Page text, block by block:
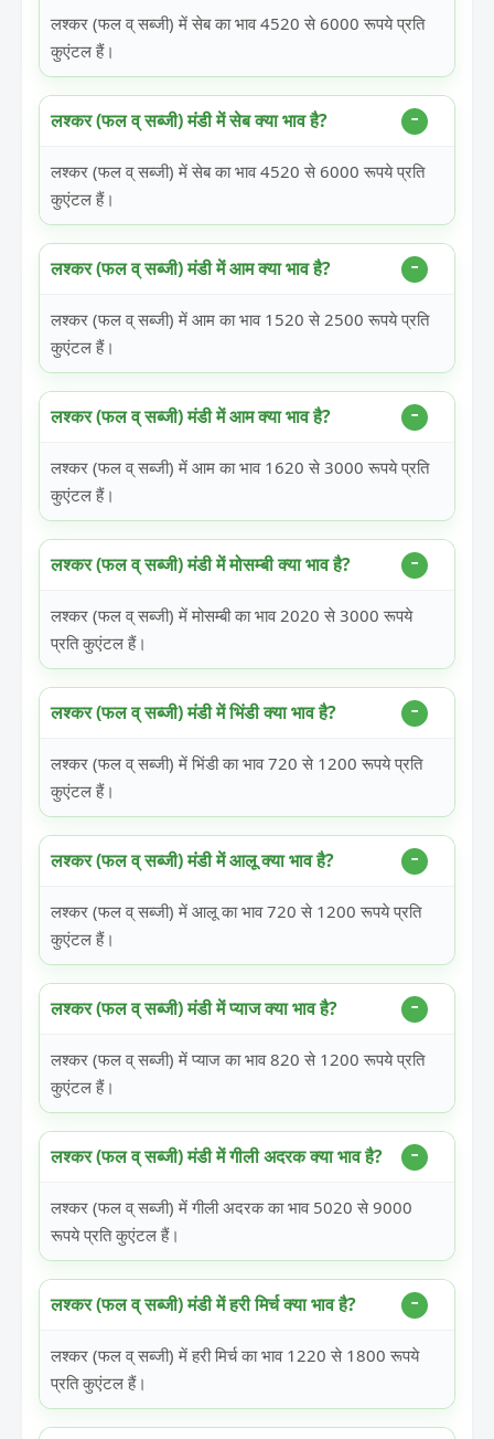
लश्कर (फल व् सब्जी) में सेब का भाव 4520 से 6000 रूपये प्रति
कुएंटल हैं।
लश्कर (फल व् सब्जी) मंडी में सेब क्या भाव है?
लश्कर (फल व् सब्जी) में सेब का भाव 4520 से 6000 रूपये प्रति
कुएंटल हैं।
लश्कर (फल व् सब्जी) मंडी में आम क्या भाव है?
लश्कर (फल व् सब्जी) में आम का भाव 1520 से 2500 रूपये प्रति
कुएंटल हैं।
लश्कर (फल व् सब्जी) मंडी में आम क्या भाव है?
लश्कर (फल व् सब्जी) में आम का भाव 1620 से 3000 रूपये प्रति
कुएंटल हैं।
लश्कर (फल व् सब्जी) मंडी में मोसम्बी क्या भाव है?
लश्कर (फल व् सब्जी) में मोसम्बी का भाव 2020 से 3000 रूपये
प्रति कुएंटल हैं।
लश्कर (फल व् सब्जी) मंडी में भिंडी क्या भाव है?
लश्कर (फल व् सब्जी) में भिंडी का भाव 720 से 1200 रूपये प्रति
कुएंटल हैं।
लश्कर (फल व् सब्जी) मंडी में आलू क्या भाव है?
लश्कर (फल व् सब्जी) में आलू का भाव 720 से 1200 रूपये प्रति
कुएंटल हैं।
लश्कर (फल व् सब्जी) मंडी में प्याज क्या भाव है?
लश्कर (फल व् सब्जी) में प्याज का भाव 820 से 1200 रूपये प्रति
कुएंटल हैं।
लश्कर (फल व् सब्जी) मंडी में गीली अदरक क्या भाव है?
लश्कर (फल व् सब्जी) में गीली अदरक का भाव 5020 से 9000
रूपये प्रति कुएंटल हैं।
लश्कर (फल व् सब्जी) मंडी में हरी मिर्च क्या भाव है?
लश्कर (फल व् सब्जी) में हरी मिर्च का भाव 1220 से 1800 रूपये
प्रति कुएंटल हैं।